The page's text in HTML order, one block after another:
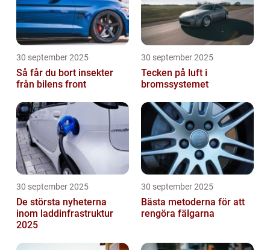
30 september 2025
Så får du bort insekter
från bilens front
30 september 2025
Tecken på luft i
bromssystemet
30 september 2025
De största nyheterna
inom laddinfrastruktur
2025
30 september 2025
Bästa metoderna för att
rengöra fälgarna